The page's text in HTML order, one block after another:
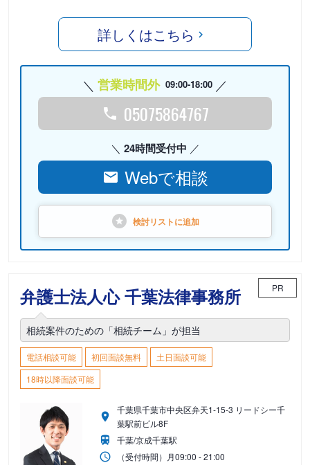
詳しくはこちら
営業時間外 09:00-18:00
05075864767
24時間受付中
Webで相談
検討リストに追加
弁護士法人心 千葉法律事務所 PR
相続案件のための「相続チーム」が担当
電話相談可能 初回面談無料
土日面談可能
18時以降面談可能
千葉県千葉市中央区弁天1-15-3 リードシー千
葉駅前ビル8F
千葉/京成千葉駅
（受付時間） 月09:00 - 21:00